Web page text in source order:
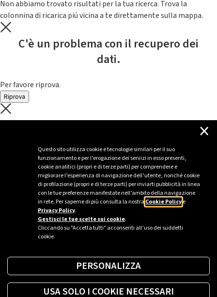
Questo sito utilizza cookie e tecnologie similari per il suo
funzionamento e per l’erogazione dei servizi in esso presenti,
cookie analitici (propri e di terze parti) per comprendere e
migliorare l’esperienza di navigazione dell’utente, nonché cookie
di profilazione (propri e di terze parti) per inviarti pubblicità in linea
con le tue preferenze manifestate nell’ambito della navigazione
in rete. Per saperne di più consulta la nostra Cookie Policye
Privacy Policy.
Gestisci le tue scelte sui cookie.
Cliccando su "Accetta tutti" acconsenti all’uso dei suddetti
cookie.
×
PERSONALIZZA
USA SOLO I COOKIE NECESSARI
Non abbiamo trovato risultati per la tua ricerca. Trova la
colonnina di ricarica piú vicina a te direttamente sulla mappa.
C'è un problema con il recupero dei
dati.
Per favore riprova.
Riprova
C'è un problema con il recupero dei
Per favore riprova piú tardi
Sei un’azienda o una PA?
Trova la soluzione più giusta per te.
Richiedi una colonnina